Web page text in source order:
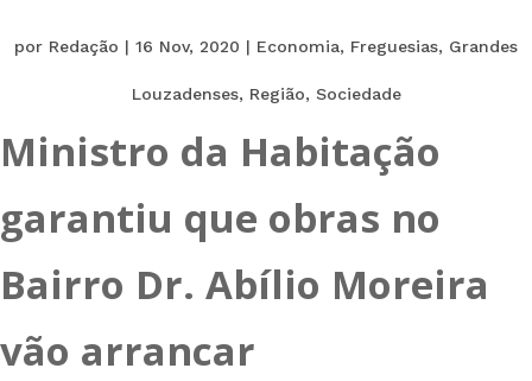
por Redação | 16 Nov, 2020 | Economia, Freguesias, Grandes
Louzadenses, Região, Sociedade
Ministro da Habitação
garantiu que obras no
Bairro Dr. Abílio Moreira
vão arrancar